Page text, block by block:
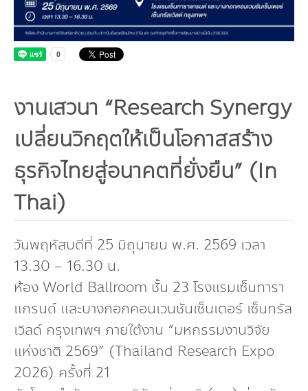
Dr. Dhira Phanthumavanich Fund
Global Warming and Health Fund
งานเสวนา “Research Synergy
เปลี่ยนวิกฤตให้เป็นโอกาสสร้าง
ธุรกิจไทยสู่อนาคตที่ยั่งยืน” (In
Thai)
วันพฤหัสบดีที่ 25 มิถุนายน พ.ศ. 2569 เวลา
13.30 – 16.30 น.
ห้อง World Ballroom ชั้น 23 โรงแรมเซ็นทารา
แกรนด์ และบางกอกคอนเวนชันเซ็นเตอร์ เซ็นทรัล
เวิลด์ กรุงเทพฯ ภายใต้งาน “มหกรรมงานวิจัย
แห่งชาติ 2569” (Thailand Research Expo
2026) ครั้งที่ 21